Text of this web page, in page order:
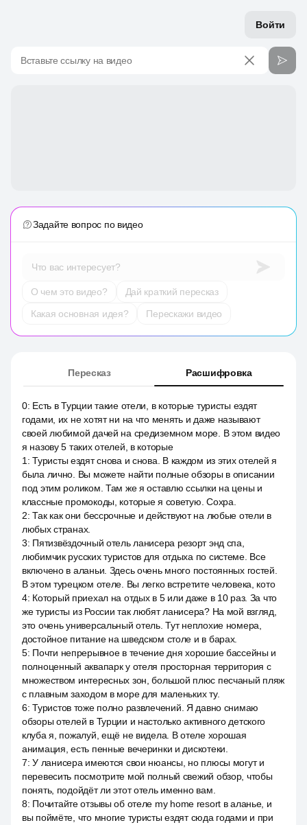
Войти
Вставьте ссылку на видео
Задайте вопрос по видео
Что вас интересует?
О чем это видео?
Дай краткий пересказ
Какая основная идея?
Перескажи видео
Пересказ Расшифровка
0: Есть в Турции такие отели, в которые туристы ездят
годами, их не хотят ни на что менять и даже называют
своей любимой дачей на средиземном море. В этом видео
я назову 5 таких отелей, в которые
1 :Туристы ездят снова и снова. В каждом из этих отелей я
была лично. Вы можете найти полные обзоры в описании
под этим роликом. Там же я оставлю ссылки на цены и
классные промокоды, которые я советую. Сохра.
2:Так как они бессрочные и действуют на любые отели в
любых странах.
3: Пятизвёздочный отель ланисера резорт энд спа,
любимчик русских туристов для отдыха по системе. Все
включено в аланьи. Здесь очень много постоянных гостей.
В этом турецком отеле. Вы легко встретите человека, кото
4: Который приехал на отдых в 5 или даже в 10 раз. За что
же туристы из России так любят ланисера? На мой взгляд,
это очень универсальный отель. Тут неплохие номера,
достойное питание на шведском столе и в барах.
5: Почти непрерывное в течение дня хорошие бассейны и
полноценный аквапарк у отеля просторная территория с
множеством интересных зон, большой плюс песчаный пляж
с плавным заходом в море для маленьких ту.
6:Туристов тоже полно развлечений. Я давно снимаю
обзоры отелей в Турции и настолько активного детского
клуба я, пожалуй, ещё не видела. В отеле хорошая
анимация, есть пенные вечеринки и дискотеки.
7:У ланисера имеются свои нюансы, но плюсы могут и
перевесить посмотрите мой полный свежий обзор, чтобы
понять, подойдёт ли этот отель именно вам.
8: Почитайте отзывы об отеле my home resort в аланье, и
вы поймёте, что многие туристы ездят сюда годами и при